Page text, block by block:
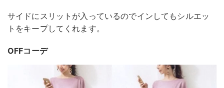
サイドにスリットが入っているのでインしてもシルエッ
トをキープしてくれます。
OFFコーデ